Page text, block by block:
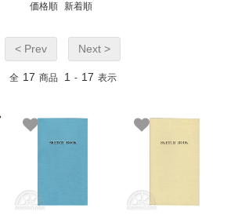
価格順 新着順
< Prev Next >
全 17 商品 1 - 17 表示